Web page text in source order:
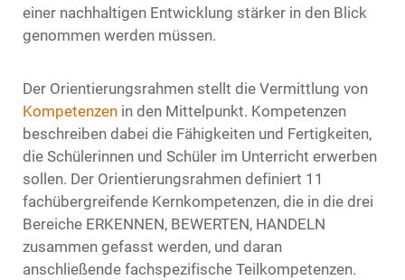
einer nachhaltigen Entwicklung stärker in den Blick
genommen werden müssen.
Der Orientierungsrahmen stellt die Vermittlung von
Kompetenzen in den Mittelpunkt. Kompetenzen
beschreiben dabei die Fähigkeiten und Fertigkeiten,
die Schülerinnen und Schüler im Unterricht erwerben
sollen. Der Orientierungsrahmen definiert 11
fachübergreifende Kernkompetenzen, die in die drei
Bereiche ERKENNEN, BEWERTEN, HANDELN
zusammen gefasst werden, und daran
anschließende fachspezifische Teilkompetenzen.